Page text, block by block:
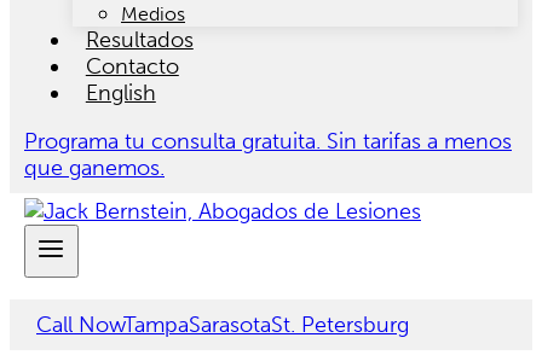
Medios
Resultados
Contacto
English
Programa tu consulta gratuita. Sin tarifas a menos
que ganemos.
Call NowTampaSarasotaSt. Petersburg